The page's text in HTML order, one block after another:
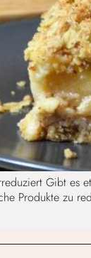
Gibt es
Produkte zu